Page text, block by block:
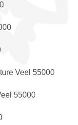
Veel 55000
55000